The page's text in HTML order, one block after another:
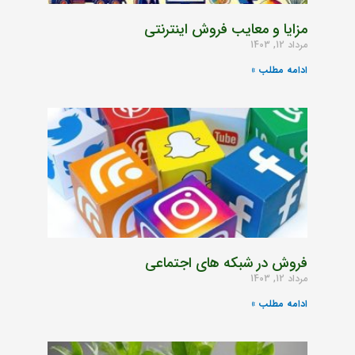
مزایا و معایب فروش اینترنتی
مرداد 12, 1403
ادامه مطلب »
فروش در شبکه های اجتماعی
مرداد 12, 1403
ادامه مطلب »